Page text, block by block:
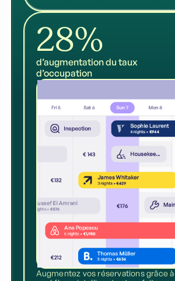
28%
d’augmentation du taux
d’occupation
Augmentez vos réservations grâce